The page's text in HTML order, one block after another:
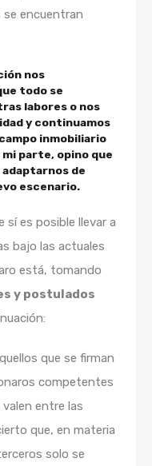
se encuentran
nos
todo se
labores o nos
y continuamos
inmobiliario
parte, opino que
de
escenario.
sí es posible llevar a
bajo las actuales
está, tomando
y postulados
que se firman
competentes
valen entre las
que, en materia
solo se